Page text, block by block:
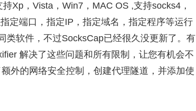
Xp，Vista，Win7，MAC OS ,支持socks4，
定端口，指定IP，指定域名，指定程序等运行
类软件，不过SocksCap已经很久没更新了。有
解决了这些问题和所有限制，让您有机会不
外的网络安全控制，创建代理隧道，并添加使